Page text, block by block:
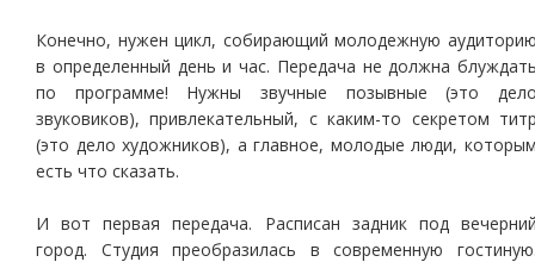
Конечно, нужен цикл, собирающий молодежную
в определенный день и час. Передача не должна
по программе! Нужны звучные позывные (это
звуковиков), привлекательный, с каким-то секретом
(это дело художников), а главное, молодые люди,
есть что сказать.
И вот первая передача. Расписан задник под
город. Студия преобразилась в современную